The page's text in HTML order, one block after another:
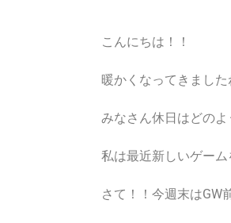
こんにちは！！
暖かくなってきました
みなさん休日はどの
私は最近新しいゲー
さて！！今週末はGW